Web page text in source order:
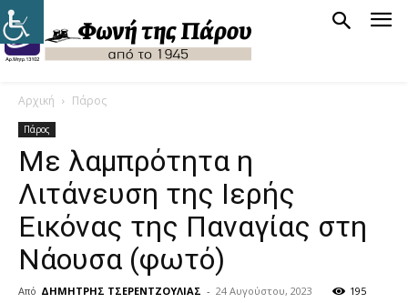
Αρχική Πάρος
Πάρος
Με λαμπρότητα η
Λιτάνευση της Ιερής
Εικόνας της Παναγίας στη
Νάουσα (φωτό)
Από ΔΗΜΗΤΡΗΣ ΤΣΕΡΕΝΤΖΟΥΛΙΑΣ - 24 Αυγούστου, 2023 195